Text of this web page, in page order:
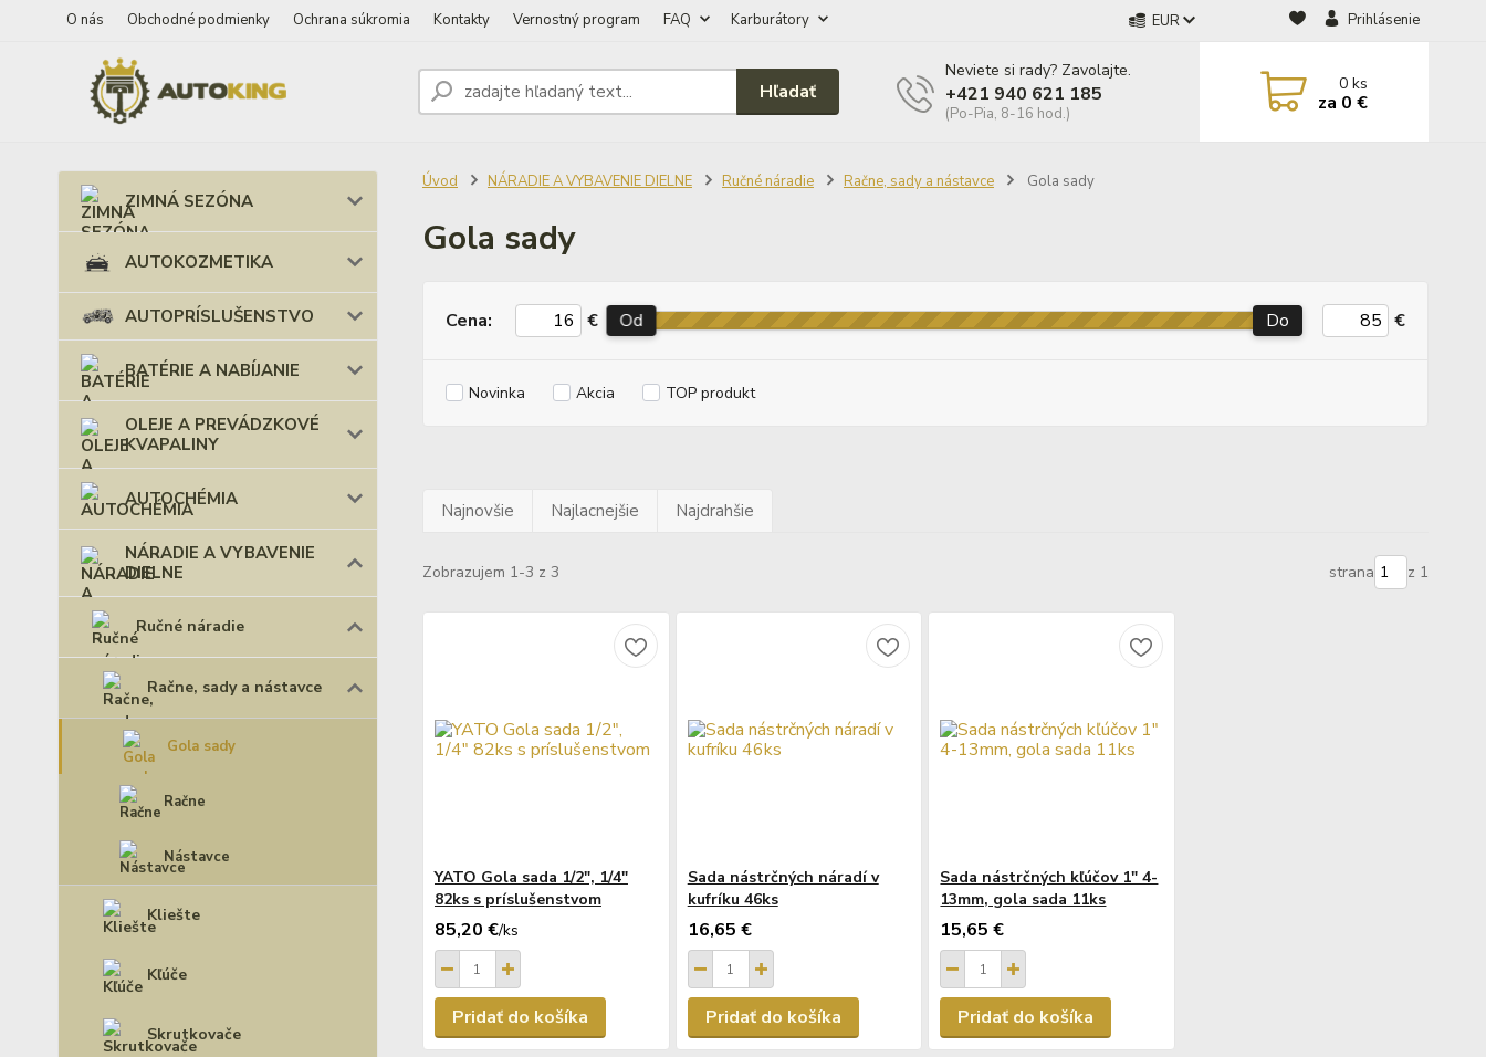
O nás Obchodné podmienky Ochrana súkromia Kontakty Vernostný program FAQ Karburátory EUR Prihlásenie
Hľadať
Neviete si rady? Zavolajte.
+421 940 621 185
(Po-Pia, 8-16 hod.)
0ks
za 0 €
ZIMNÁ SEZÓNA
AUTOKOZMETIKA
AUTOPRÍSLUŠENSTVO
BATÉRIE A NABÍJANIE
OLEJE A PREVÁDZKOVÉ
KVAPALINY
AUTOCHÉMIA
NÁRADIE A VYBAVENIE
DIELNE
Ručné náradie
Račne, sady a nástavce
Gola sady
Račne
Nástavce
Kliešte
Kľúče
Skrutkovače
Úvod NÁRADIE A VYBAVENIE DIELNE Ručné náradie Račne, sady a nástavce Gola sady
Gola sady
Cena: € Od Do €
Novinka Akcia TOP produkt
Najnovšie Najlacnejšie Najdrahšie
Zobrazujem 1-3 z 3 strana z 1
YATO Gola sada 1/2", 1/4"
82ks s príslušenstvom
85,20 €/ks
Pridať do košíka
Sada nástrčných náradí v
kufríku 46ks
16,65 €
Pridať do košíka
Sada nástrčných kľúčov 1" 4-
13mm, gola sada 11ks
15,65 €
Pridať do košíka